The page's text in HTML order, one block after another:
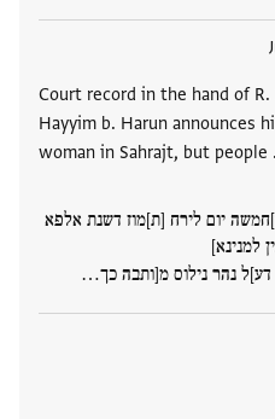
Court record in the hand of R.
Hayyim b. Harun announces
woman in Sahrajt, but people
יום לירח [ת]מוז דשנת אלפא
למנינא]
נהר נילוס מ[ותבה כך‮…